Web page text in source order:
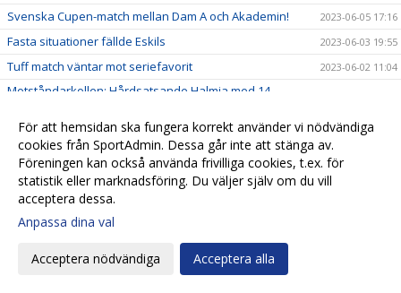
Svenska Cupen-match mellan Dam A och Akademin! 2023-06-05 17:16
Fasta situationer fällde Eskils 2023-06-03 19:55
Tuff match väntar mot seriefavorit 2023-06-02 11:04
Motståndarkollen: Hårdsatsande Halmia med 14
”Aggi” närmar sig toppformen 2023-05-30 21:51
IS Halmia - Eskilsminne IF 2023-05-30 10:56
Alma Bertilssons hat trick sänkte Mariebo 2023-05-27 19:38
Motståndarkollen: Mariebo IK satsar på egna talanger
Eskilsminne IF - Mariebo IK
Alma inne på femte paret fotbollsskor
Eskils tappade segern i slutminuterna
För att hemsidan ska fungera korrekt använder vi nödvändiga
cookies från SportAdmin. Dessa går inte att stänga av.
Föreningen kan också använda frivilliga cookies, t.ex. för
statistik eller marknadsföring. Du väljer själv om du vill
acceptera dessa.
Anpassa dina val
Acceptera nödvändiga Acceptera alla